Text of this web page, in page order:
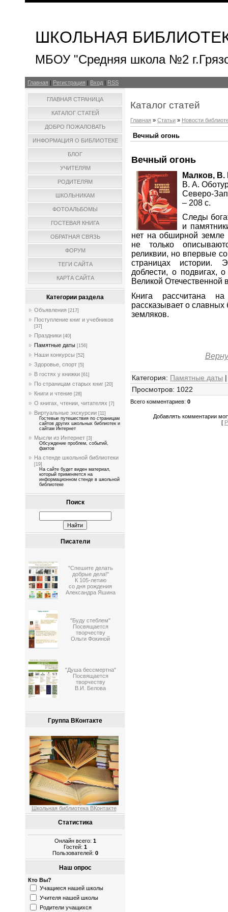
ШКОЛЬНАЯ
МБОУ "Средняя школа №2
Главная Регистрация Вход RSS
ГЛАВНАЯ СТРАНИЦА
КАТАЛОГ СТАТЕЙ
ДОБРО ПОЖАЛОВАТЬ
ИНФОРМАЦИЯ О БИБЛИОТЕКЕ
БЛОГ
УЧИТЕЛЯМ
РОДИТЕЛЯМ
ШКОЛЬНИКАМ
ФОТОАЛЬБОМЫ
ГОСТЕВАЯ КНИГА
ОБРАТНАЯ СВЯЗЬ
ФОРУМ
ТЕГИ САЙТА
КАРТА САЙТА
Категории раздела
Объявления [217]
Поступление книг и учебников
[37]
Праздники [40]
Памятные даты [156]
Наши конкурсы [52]
Здоровье, спорт [5]
В гостях у книжки [61]
По страницам старых книг [20]
Книги и чтение [28]
О книгах, чтении, читателях [7]
Виртуальные экскурсии [11]
Гостевые путешествия по страницам
сайтов других школьных библиотек и
сайтам Интернет
Мысли из Интернет [3]
Обсуждение проблем, событий,
фактов
На стенде школьной библиотеки
[19]
На сайте будет виден материал,
который применяется на
информационном стенде в школьной
библиотеке
Поиск
Писатели
"Спешите делать
добрые дела!"
К 105-летию
со дня рождения
Александра Яшина
"Буду стеблем"
Посвящается
творчеству
Ольги Фокиной
"Душа бессмертна"
Посвящается
творчеству
В.И. Белова
Группа ВКонтакте
Школьная библиотека ВКонтакте
Статистика
Онлайн всего: 1
Гостей: 1
Пользователей: 0
Наш опрос
Кто Вы?
Учащиеся нашей школы
Учителя нашей школы
Родители учащихся
Каталог статей
Главная » Статьи » Новости
Вечный огонь
Вечный огонь
Малков, В.
В. А.
Северо-
– 208 с.
Следы
и
нет на обширной земле
не только
реликвии, но впервые
страницах истории.
доблести, о подвигах,
Великой Отечественной
Книга рассчитана
рассказывает о
земляков.
Категория: Памятные даты
Просмотров: 1022
Всего комментариев: 0
Добавлять комментарии
[